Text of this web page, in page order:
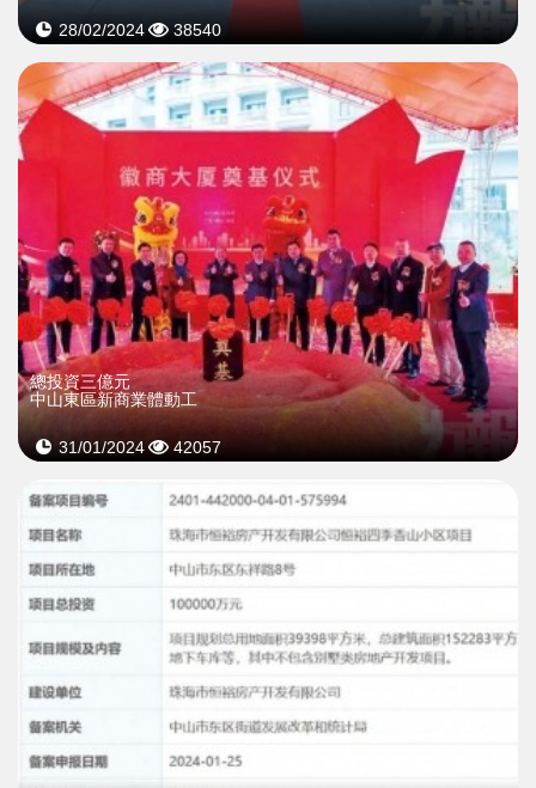
28/02/2024 38540
總投資三億元
中山東區新商業體動工
31/01/2024 42057